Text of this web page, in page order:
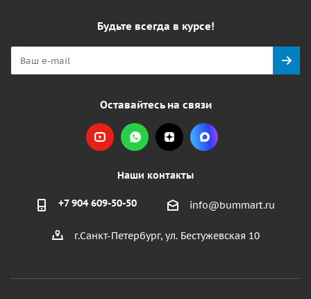
Будьте всегда в курсе!
Оставайтесь на связи
Наши контакты
+7 904 609-50-50 info@bummart.ru
г.Санкт-Петербург, ул. Бестужевская 10